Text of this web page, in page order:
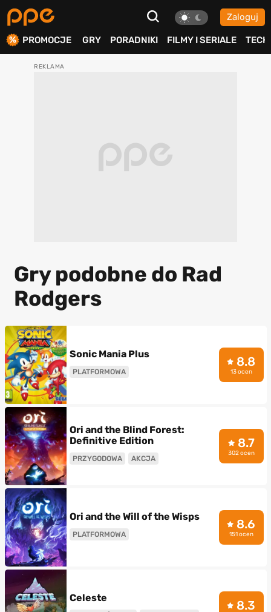
Zaloguj
PROMOCJE GRY PORADNIKI FILMY I SERIALE TECH
Gry podobne do Rad
Rodgers
Sonic Mania Plus
PLATFORMOWA
8.8
13 ocen
Ori and the Blind Forest:
Definitive Edition
PRZYGODOWA AKCJA
8.7
302 ocen
Ori and the Will of the Wisps
PLATFORMOWA
8.6
151 ocen
Celeste 8.3